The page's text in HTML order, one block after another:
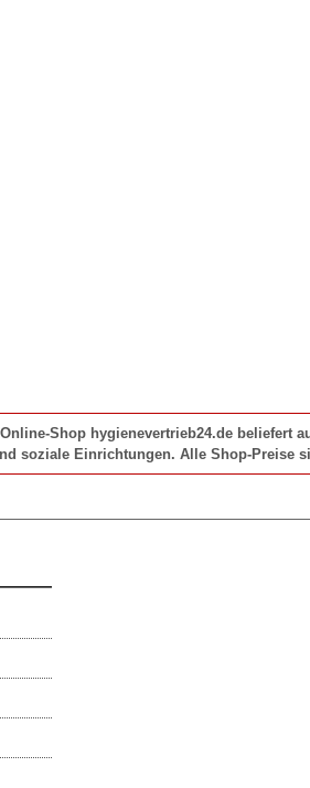
Shop hygienevertrieb24.de beliefert
soziale Einrichtungen. Alle Shop-Preise